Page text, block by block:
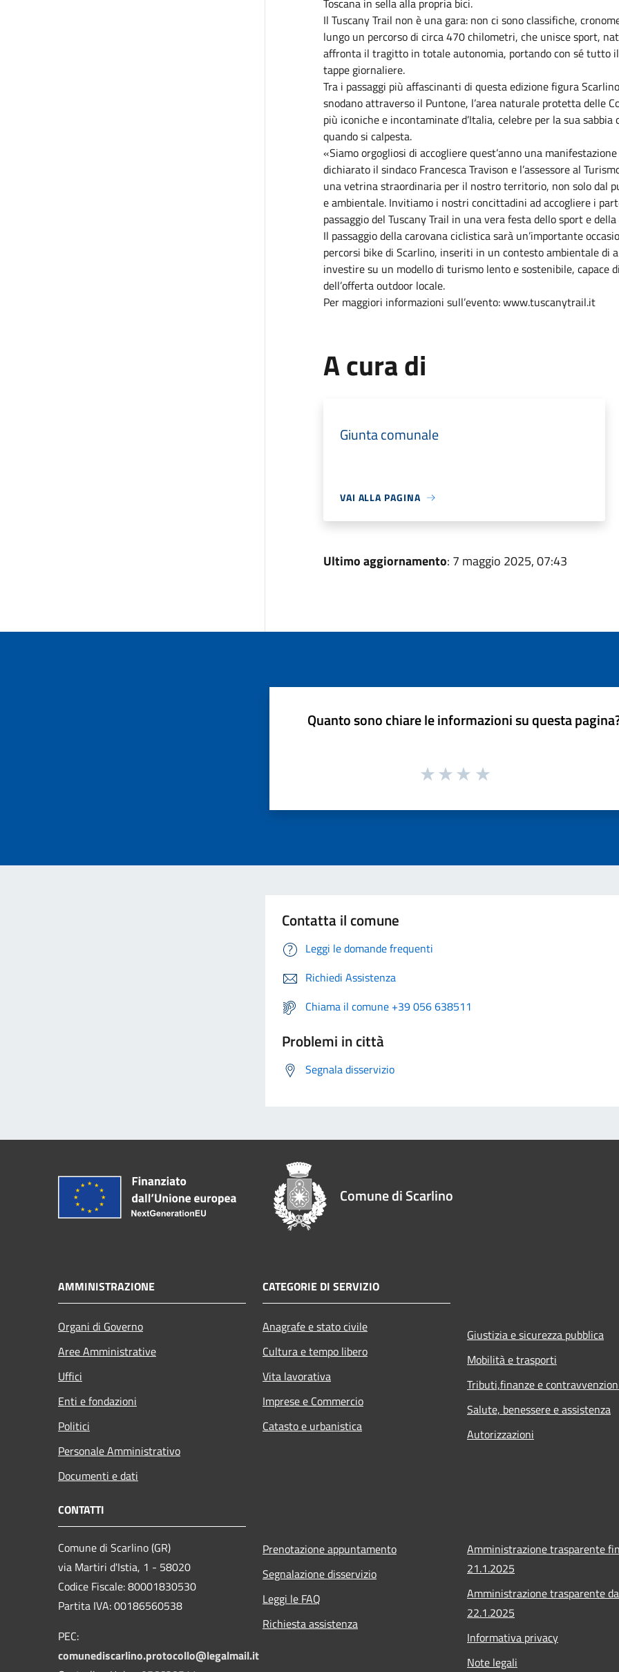
Toscana in sella alla propria bici.
Il Tuscany Trail non è una gara: non ci sono classifiche,
lungo un percorso di circa 470 chilometri, che unisce sport,
affronta il tragitto in totale autonomia, portando con sé tutto
tappe giornaliere.
Tra i passaggi più affascinanti di questa edizione figura
snodano attraverso il Puntone, l’area naturale protetta delle
più iconiche e incontaminate d’Italia, celebre per la sua
quando si calpesta.
«Siamo orgogliosi di accogliere quest’anno una
dichiarato il sindaco Francesca Travison e l’assessore al
una vetrina straordinaria per il nostro territorio, non solo dal
e ambientale. Invitiamo i nostri concittadini ad accogliere i
passaggio del Tuscany Trail in una vera festa dello sport e
Il passaggio della carovana ciclistica sarà un’importante
percorsi bike di Scarlino, inseriti in un contesto ambientale di
investire su un modello di turismo lento e sostenibile, capace
dell’offerta outdoor locale.
Per maggiori informazioni sull’evento: www.tuscanytrail.it
A cura di
Giunta comunale
VAI ALLA PAGINA
Ultimo aggiornamento: 7 maggio 2025, 07:43
Quanto sono chiare le informazioni su questa
Contatta il comune
Leggi le domande frequenti
Richiedi Assistenza
Chiama il comune +39 056 638511
Problemi in città
Segnala disservizio
Comune di Scarlino
AMMINISTRAZIONE
Organi di Governo
Aree Amministrative
Uffici
Enti e fondazioni
Politici
Personale Amministrativo
Documenti e dati
CATEGORIE DI SERVIZIO
Anagrafe e stato civile
Cultura e tempo libero
Vita lavorativa
Imprese e Commercio
Catasto e urbanistica
Giustizia e sicurezza pubblica
Mobilità e trasporti
Tributi,finanze e
Salute, benessere e assistenza
Autorizzazioni
CONTATTI
Comune di Scarlino (GR)
via Martiri d'Istia, 1 - 58020
Codice Fiscale: 80001830530
Partita IVA: 00186560538
PEC:
comunediscarlino.protocollo@legalmail.it
Prenotazione appuntamento
Segnalazione disservizio
Leggi le FAQ
Richiesta assistenza
Amministrazione trasparente
21.1.2025
Amministrazione trasparente
22.1.2025
Informativa privacy
Note legali